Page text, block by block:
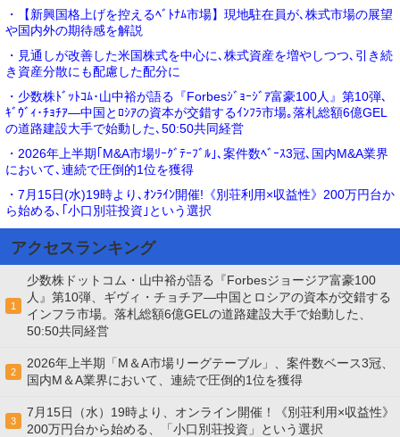
・【新興国格上げを控えるﾍﾞﾄﾅﾑ市場】現地駐在員が､株式市場の展望
や国内外の期待感を解説
・見通しが改善した米国株式を中心に､株式資産を増やしつつ､引き続
き資産分散にも配慮した配分に
・少数株ﾄﾞｯﾄｺﾑ･山中裕が語る『Forbesｼﾞｮｰｼﾞｱ富豪100人』第10弾､
ｷﾞｳﾞｨ･ﾁｮﾁｱ―中国とﾛｼｱの資本が交錯するｲﾝﾌﾗ市場｡落札総額6億GEL
の道路建設大手で始動した､50:50共同経営
・2026年上半期｢M&A市場ﾘｰｸﾞﾃｰﾌﾞﾙ｣､案件数ﾍﾞｰｽ3冠､国内M&A業界
において､連続で圧倒的1位を獲得
・7月15日(水)19時より､ｵﾝﾗｲﾝ開催!《別荘利用×収益性》200万円台か
ら始める､｢小口別荘投資｣という選択
アクセスランキング
1
少数株ドットコム・山中裕が語る『Forbesジョージア富豪100
人』第10弾、ギヴィ・チョチア―中国とロシアの資本が交錯する
インフラ市場。落札総額6億GELの道路建設大手で始動した、
50:50共同経営
2
2026年上半期「M＆A市場リーグテーブル」、案件数ベース3冠、
国内M＆A業界において、連続で圧倒的1位を獲得
3
7月15日（水）19時より、オンライン開催！《別荘利用×収益性》
200万円台から始める、「小口別荘投資」という選択